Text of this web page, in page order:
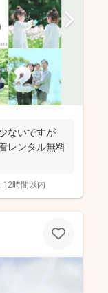
ないですが
レンタル無料
12時間以内